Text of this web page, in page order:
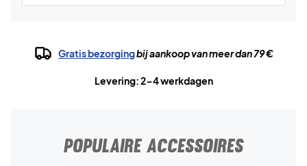
Gratis bezorgingbij aankoop van meer dan 79 €
Levering: 2-4 werkdagen
POPULAIRE ACCESSOIRES